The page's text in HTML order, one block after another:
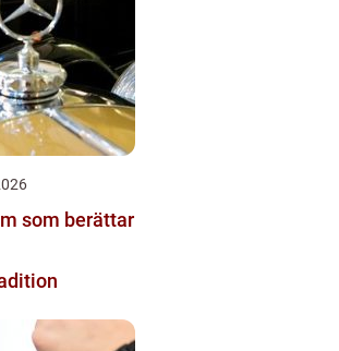
som berättar